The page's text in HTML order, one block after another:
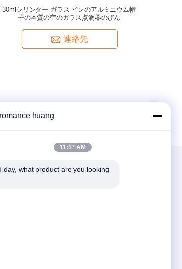
30mlシリンダー ガラス ビンのアルミニウム帽
子の本質の空のガラス点滴器のびん
連絡先
ルでお問い合わせ
romance huang
11:17 AM
day, what product are you looking